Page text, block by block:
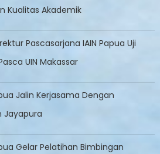
Kualitas Akademik
Pascasarjana IAIN Papua Uji
UIN Makassar
Jalin Kerjasama Dengan
Jayapura
Gelar Pelatihan Bimbingan